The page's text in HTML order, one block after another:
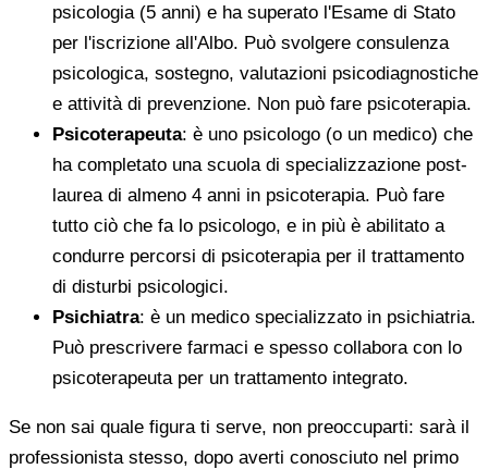
psicologia (5 anni) e ha superato l'Esame di Stato
per l'iscrizione all'Albo. Può svolgere consulenza
psicologica, sostegno, valutazioni psicodiagnostiche
e attività di prevenzione. Non può fare psicoterapia.
Psicoterapeuta: è uno psicologo (o un medico) che
ha completato una scuola di specializzazione post-
laurea di almeno 4 anni in psicoterapia. Può fare
tutto ciò che fa lo psicologo, e in più è abilitato a
condurre percorsi di psicoterapia per il trattamento
di disturbi psicologici.
Psichiatra: è un medico specializzato in psichiatria.
Può prescrivere farmaci e spesso collabora con lo
psicoterapeuta per un trattamento integrato.
Se non sai quale figura ti serve, non preoccuparti: sarà il
professionista stesso, dopo averti conosciuto nel primo